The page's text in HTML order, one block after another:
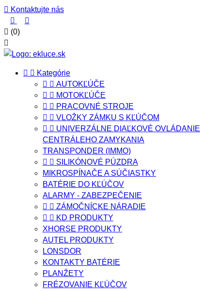
 Kontaktujte nás


 (0)

  Kategórie
  AUTOKĽÚČE
  MOTOKĽÚČE
  PRACOVNÉ STROJE
  VLOŽKY ZÁMKU S KĽÚČOM
  UNIVERZÁLNE DIAĽKOVÉ OVLÁDANIE
CENTRÁLEHO ZAMYKANIA
TRANSPONDER (IMMO)
  SILIKÓNOVÉ PÚZDRA
MIKROSPÍNAČE A SÚČIASTKY
BATÉRIE DO KĽÚČOV
ALARMY - ZABEZPEČENIE
  ZÁMOČNÍCKE NÁRADIE
  KD PRODUKTY
XHORSE PRODUKTY
AUTEL PRODUKTY
LONSDOR
KONTAKTY BATÉRIE
PLANŽETY
FRÉZOVANIE KĽÚČOV